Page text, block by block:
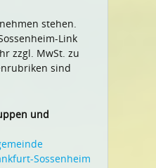
stehen.
Link
zzgl. MwSt. zu
sind
und
Sossenheim